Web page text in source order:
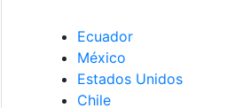
Ecuador
México
Estados Unidos
Chile